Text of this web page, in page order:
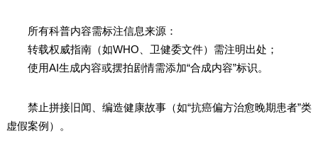
所有科普内容需标注信息来源：
转载权威指南（如WHO、卫健委文件）需注明出处；
使用AI生成内容或摆拍剧情需添加“合成内容”标识。
禁止拼接旧闻、编造健康故事（如“抗癌偏方治愈晚期患者”类
虚假案例）。